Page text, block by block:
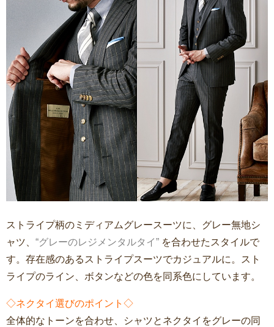
ストライプ柄のミディアムグレースーツに、グレー無地シ
ャツ、 “グレーのレジメンタルタイ” を合わせたスタイルで
す。存在感のあるストライプスーツでカジュアルに。スト
ライプのライン、ボタンなどの色を同系色にしています。
◇ネクタイ選びのポイント◇
全体的なトーンを合わせ、シャツとネクタイをグレーの同